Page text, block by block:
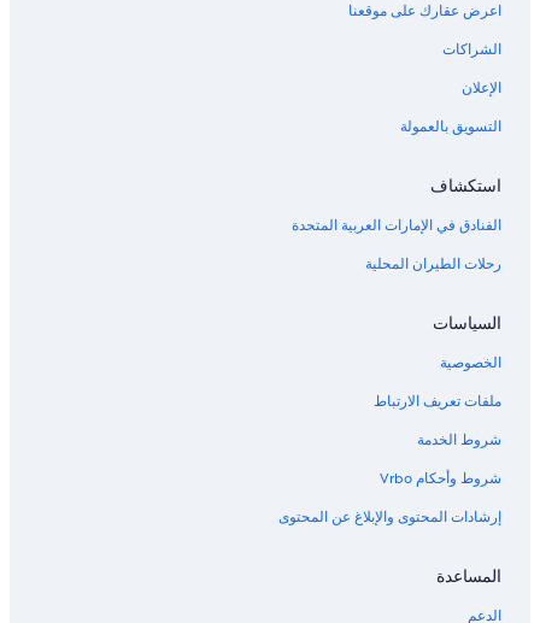
اعرض عقارك على موقعنا
الشراكات
الإعلان
التسويق بالعمولة
استكشاف
الفنادق في الإمارات العربية المتحدة
رحلات الطيران المحلية
السياسات
الخصوصية
ملفات تعريف الارتباط
شروط الخدمة
شروط وأحكام Vrbo
إرشادات المحتوى والإبلاغ عن المحتوى
المساعدة
الدعم